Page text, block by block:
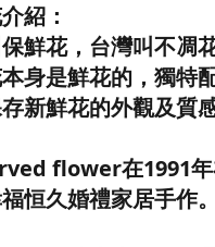
紹：
鮮花，台灣叫不
身是鮮花的，獨特
新鮮花的外觀及質
flower在1991年
恒久婚禮家居手作。